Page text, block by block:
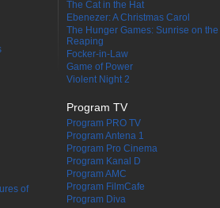
of
The Cat in the Hat
Ebenezer: A Christmas Carol
The Hunger Games: Sunrise on the
Reaping
Focker-in-Law
Game of Power
Violent Night 2
Program TV
Program PRO TV
Program Antena 1
Program Pro Cinema
Program Kanal D
Program AMC
Program FilmCafe
Program Diva